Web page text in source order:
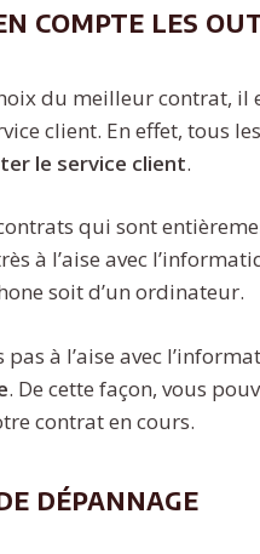
compte les
du meilleur contrat, il
client. En effet, tous
le service client.
qui sont
à l’aise avec
soit d’un ordinateur.
pas à l’aise avec
. De cette façon, vous
contrat en cours.
dépannage